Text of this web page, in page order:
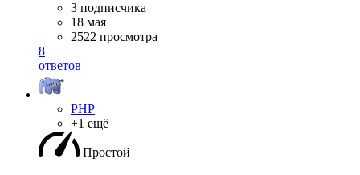
3 подписчика
18 мая
2522 просмотра
8
ответов
PHP
+1 ещё
Простой